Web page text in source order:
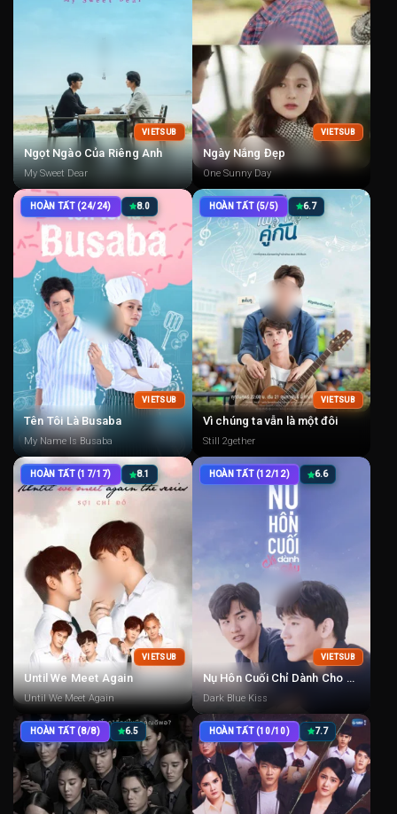
VIETSUB
Ngọt Ngào Của Riêng Anh
My Sweet Dear
VIETSUB
Ngày Nắng Đẹp
One Sunny Day
HOÀN TẤT (24/24) 8.0
VIETSUB
Tên Tôi Là Busaba
My Name Is Busaba
HOÀN TẤT (5/5) 6.7
VIETSUB
Vì chúng ta vẫn là một đôi
Still 2gether
HOÀN TẤT (17/17) 8.1
VIETSUB
Until We Meet Again
Until We Meet Again
HOÀN TẤT (12/12) 6.6
VIETSUB
Nụ Hôn Cuối Chỉ Dành Cho Cậu
Dark Blue Kiss
HOÀN TẤT (8/8) 6.5 HOÀN TẤT (10/10) 7.7